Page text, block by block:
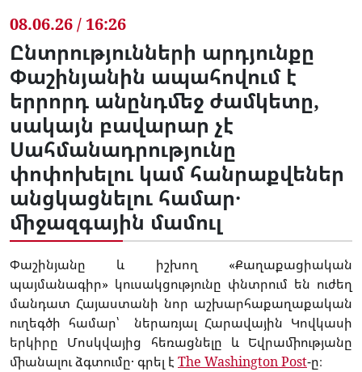
08.06.26 / 16:26
Ընտրությունների արդյունքը
Փաշինյանին ապահովում է
երրորդ անընդմեջ ժամկետը,
սակայն բավարար չէ
Սահմանադրությունը
փոփոխելու կամ հանրաքվեներ
անցկացնելու համար․
միջազգային մամուլ
Փաշինյանը և իշխող «Քաղաքացիական
պայմանագիր» կուսակցությունը փնտրում են ուժեղ
մանդատ Հայաստանի նոր աշխարհաքաղաքական
ուղեգծի համար՝ ներառյալ Հարավային Կովկասի
երկիրը Մոսկվայից հեռացնելը և Եվրամիությանը
միանալու ձգտումը․ գրել է The Washington Post-ը։